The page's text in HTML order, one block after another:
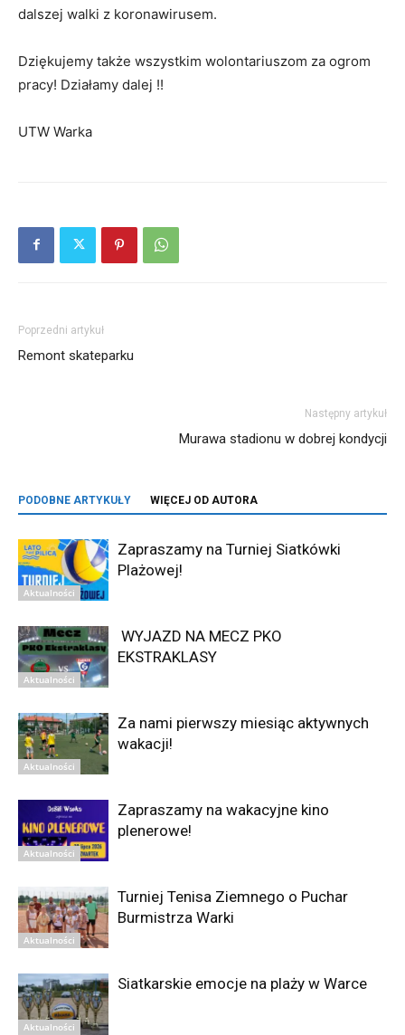
dalszej walki z koronawirusem.
Dziękujemy także wszystkim wolontariuszom za ogrom
pracy! Działamy dalej !!
UTW Warka
Poprzedni artykuł
Remont skateparku
Następny artykuł
Murawa stadionu w dobrej kondycji
PODOBNE ARTYKUŁY WIĘCEJ OD AUTORA
Aktualności
Zapraszamy na Turniej Siatkówki
Plażowej!
Aktualności
WYJAZD NA MECZ PKO
EKSTRAKLASY
Aktualności
Za nami pierwszy miesiąc aktywnych
wakacji!
Aktualności
Zapraszamy na wakacyjne kino
plenerowe!
Aktualności
Turniej Tenisa Ziemnego o Puchar
Burmistrza Warki
Aktualności
Siatkarskie emocje na plaży w Warce